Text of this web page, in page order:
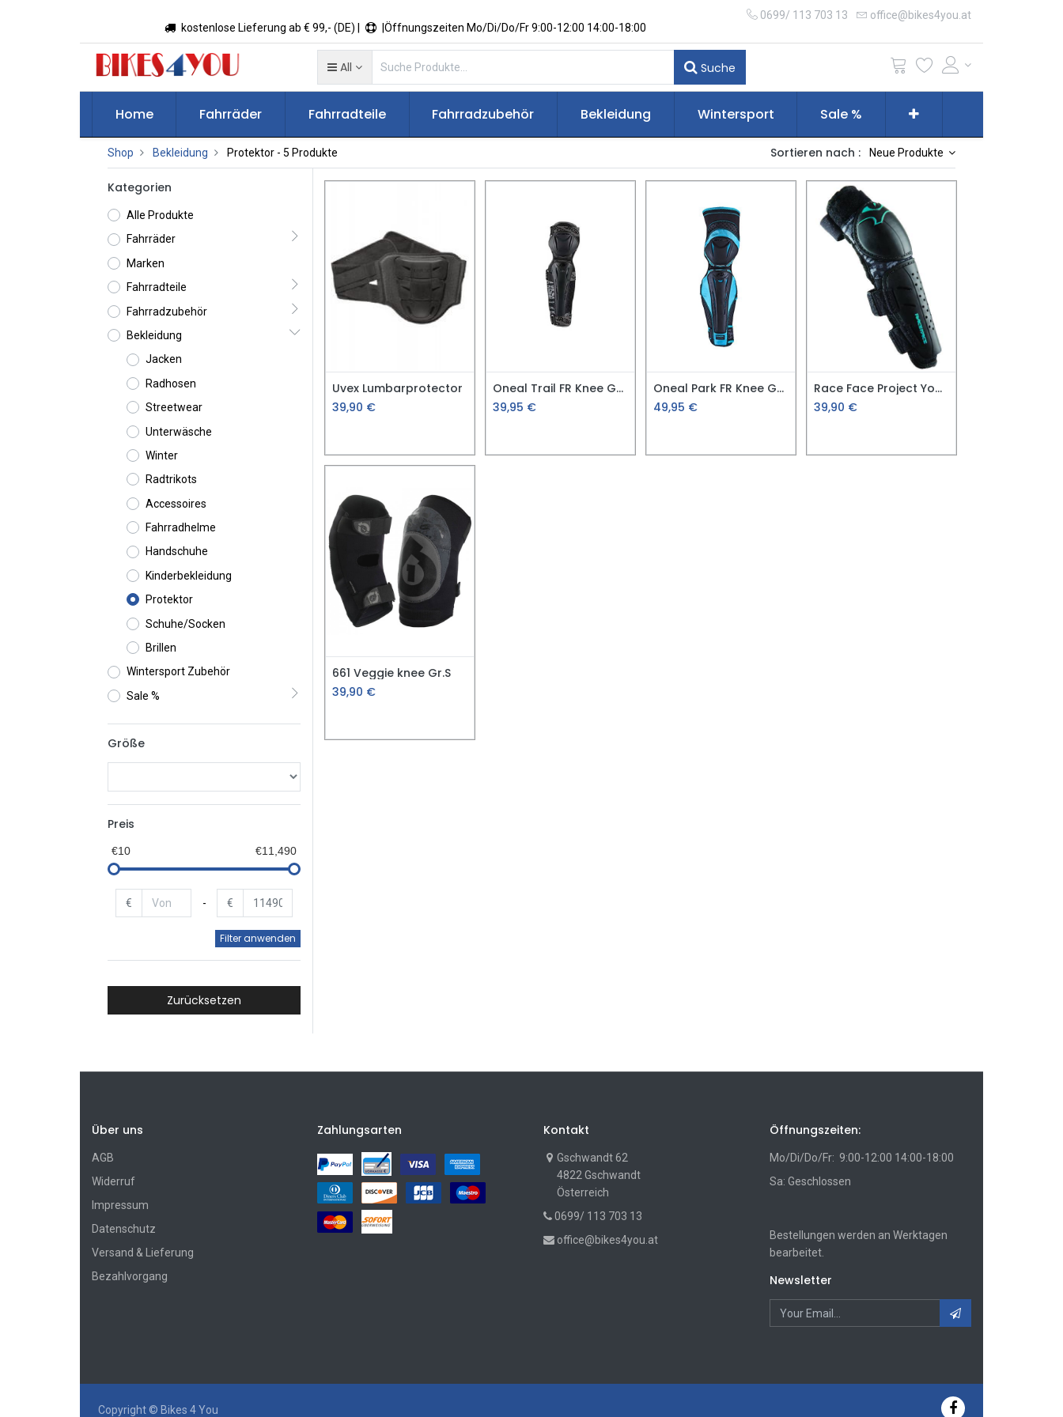
kostenlose Lieferung ab € 99,- (DE) | |Öffnungszeiten Mo/Di/Do/Fr 9:00-12:00 14:00-18:00
0699/ 113 703 13 office@bikes4you.at
All Suche
Home Fahrräder Fahrradteile Fahrradzubehör Bekleidung Wintersport Sale %
Shop Bekleidung Protektor- 5 Produkte Sortieren nach : Neue Produkte
Kategorien
Alle Produkte
Fahrräder
Marken
Fahrradteile
Fahrradzubehör
Bekleidung
Jacken
Radhosen
Streetwear
Unterwäsche
Winter
Radtrikots
Accessoires
Fahrradhelme
Handschuhe
Kinderbekleidung
Protektor
Schuhe/Socken
Brillen
Wintersport Zubehör
Sale %
Größe
Preis
€10 €11,490
€ - €
Filter anwenden
Zurücksetzen
Uvex Lumbarprotector
39,90 €
Oneal Trail FR Knee Guard schwarz/grau Gr. S
39,95 €
Oneal Park FR Knee Gurad blau Gr. S
49,95 €
Race Face Project Youth Arm Gr.S/M
39,90 €
661 Veggie knee Gr.S
39,90 €
Über uns
AGB
Widerruf
Impressum
Datenschutz
Versand & Lieferung
Bezahlvorgang
Zahlungsarten Kontakt
Gschwandt 62
4822 Gschwandt
Österreich
0699/ 113 703 13
office@bikes4you.at
Öffnungszeiten:
Mo/Di/Do/Fr: 9:00-12:00 14:00-18:00
Sa: Geschlossen
Bestellungen werden an Werktagen
bearbeitet.
Newsletter
Copyright © Bikes 4 You